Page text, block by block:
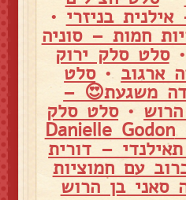
בניזרי •
חמות – סוניה
•סלט סלק ירוק
ארגוב •סלט
משגעת😍 –
•סלט סלק
סגנון מרוקאי: – Danielle Godon
– דורית
עם חמוציות
סאני בן הרוש